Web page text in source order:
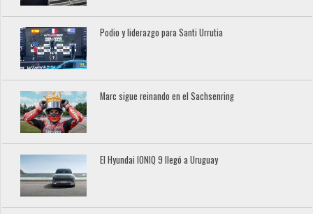
Podio y liderazgo para Santi Urrutia
Marc sigue reinando en el Sachsenring
El Hyundai IONIQ 9 llegó a Uruguay